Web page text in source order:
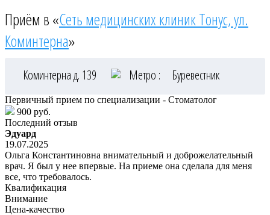
Приём в «Сеть медицинских клиник Тонус, ул.
Коминтерна»
Коминтерна д. 139 Метро : Буревестник
Первичный прием по специализации - Стоматолог
900 руб.
Последний отзыв
Эдуард
19.07.2025
Ольга Константиновна внимательный и доброжелательный
врач. Я был у нее впервые. На приеме она сделала для меня
все, что требовалось.
Квалификация
Внимание
Цена-качество